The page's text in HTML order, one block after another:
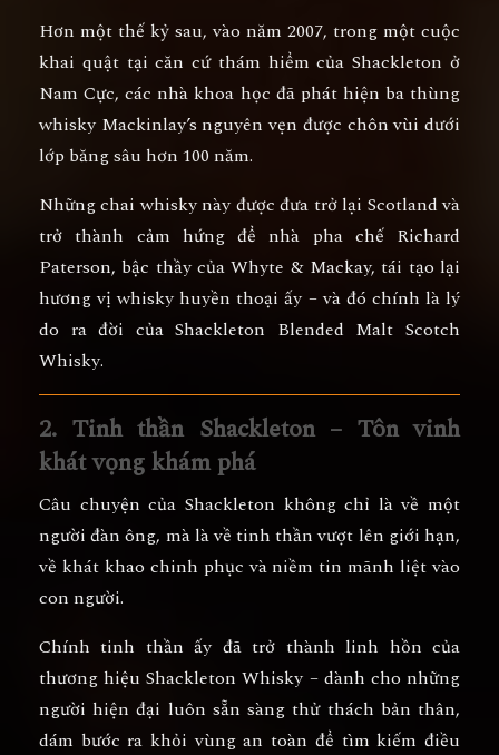
Hơn một thế kỷ sau, vào năm 2007, trong một cuộc
khai quật tại căn cứ thám hiểm của Shackleton ở
Nam Cực, các nhà khoa học đã phát hiện ba thùng
whisky Mackinlay’s nguyên vẹn được chôn vùi dưới
lớp băng sâu hơn 100 năm.
Những chai whisky này được đưa trở lại Scotland và
trở thành cảm hứng để nhà pha chế Richard
Paterson, bậc thầy của Whyte & Mackay,tái tạo lại
hương vị whisky huyền thoại ấy – và đó chính là lý
do ra đời củaShackleton Blended Malt Scotch
Whisky.
2. Tinh thần Shackleton – Tôn vinh
khát vọng khám phá
Câu chuyện của Shackleton không chỉ là về một
người đàn ông, mà là vềtinh thần vượt lên giới hạn,
về khát khao chinh phục và niềm tin mãnh liệt vào
con người.
Chính tinh thần ấy đã trở thànhlinh hồn của
thương hiệu Shackleton Whisky – dành cho những
người hiện đại luôn sẵn sàng thử thách bản thân,
dám bước ra khỏi vùng an toàn để tìm kiếm điều